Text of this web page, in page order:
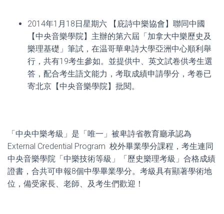
2014年1月18日星期六 【庇詩中樂協會】聯同中國
【中央音樂學院】主辦的第六屆「加拿大中樂歷史及
樂理基礎」筆試，在温哥華卑詩大學亞洲中心順利舉
行，共有19考生參如。並提供中、英文試卷供考生選
答，配合考生語文能力，考取成績申請學分，考卷已
寄北京【中央音樂學院】批閱。
「中央中樂考級」是「唯一」被卑詩省教育廳承認為
External Credential Program 校外畢業學分課程，考生連同
中央音樂學院「中樂技術等級」「歷史樂理考級」合格成績
證書，合共可申報8個中學畢業學分。考級具有顯著學術地
位，備受家長、老師、及考生們歡迎！